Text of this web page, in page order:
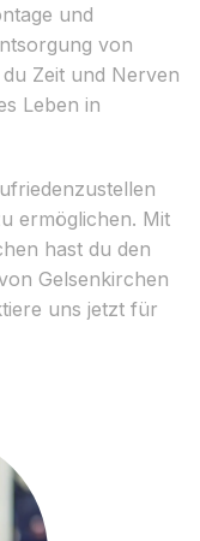
und
von
Zeit und Nerven
Leben in
ermöglichen. Mit
hast du den
Gelsenkirchen
uns jetzt für